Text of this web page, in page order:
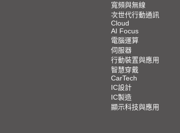
寬頻與無線
次世代行動通訊
Cloud
AI Focus
電腦運算
伺服器
行動裝置與應用
智慧穿戴
CarTech
IC設計
IC製造
顯示科技與應用